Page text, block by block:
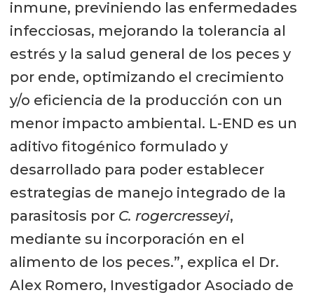
inmune, previniendo las enfermedades
infecciosas, mejorando la tolerancia al
estrés y la salud general de los peces y
por ende, optimizando el crecimiento
y/o eficiencia de la producción con un
menor impacto ambiental. L-END es un
aditivo fitogénico formulado y
desarrollado para poder establecer
estrategias de manejo integrado de la
parasitosis por C. rogercresseyi,
mediante su incorporación en el
alimento de los peces.”, explica el Dr.
Alex Romero, Investigador Asociado de